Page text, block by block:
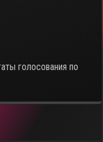
голосования по